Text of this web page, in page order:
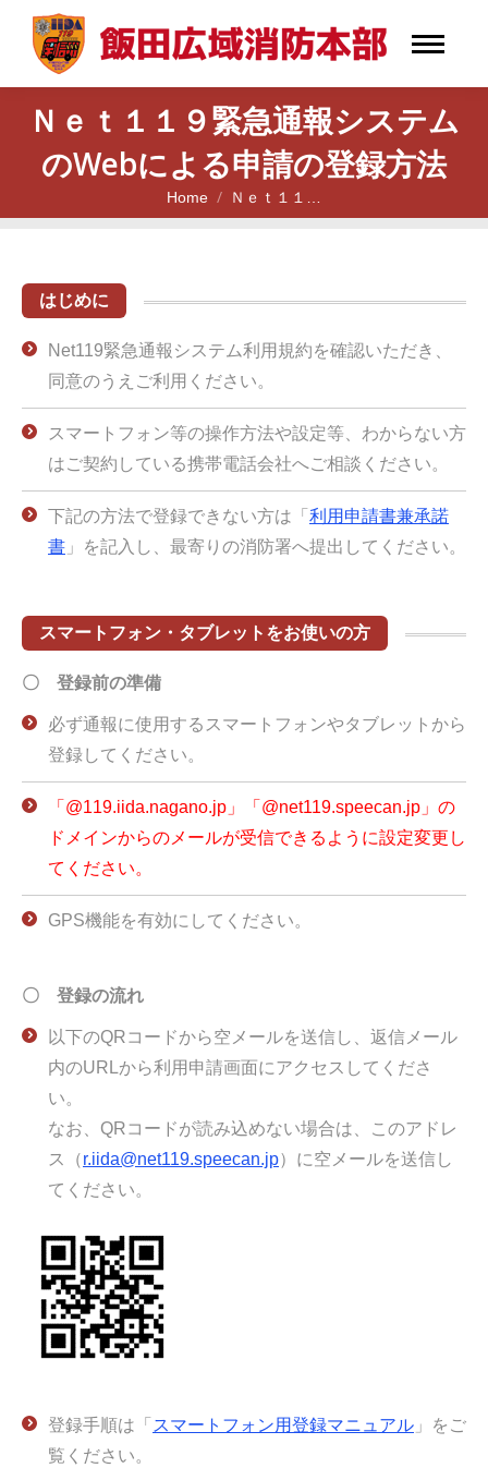
Ｎｅｔ１１９緊急通報システム
のWebによる申請の登録方法
You are here:
Home Ｎｅｔ１１…
はじめに
Net119緊急通報システム利用規約を確認いただき、
同意のうえご利用ください。
スマートフォン等の操作方法や設定等、わからない方
はご契約している携帯電話会社へご相談ください。
下記の方法で登録できない方は「 利用申請書兼承諾
書 」を記入し、最寄りの消防署へ提出してください。
スマートフォン・タブレットをお使いの方
〇 登録前の準備
必ず通報に使用するスマートフォンやタブレットから
登録してください。
「@119.iida.nagano.jp」「@net119.speecan.jp」の
ドメインからのメールが受信できるように設定変更し
てください。
GPS機能を有効にしてください。
〇 登録の流れ
以下のQRコードから空メールを送信し、返信メール
内のURLから利用申請画面にアクセスしてくださ
なお、QRコードが読み込めない場合は、このアドレ
ス（r.iida@net119.speecan.jp）に空メールを送信し
てください。
登録手順は「 スマートフォン用登録マニュアル 」をご
覧ください。